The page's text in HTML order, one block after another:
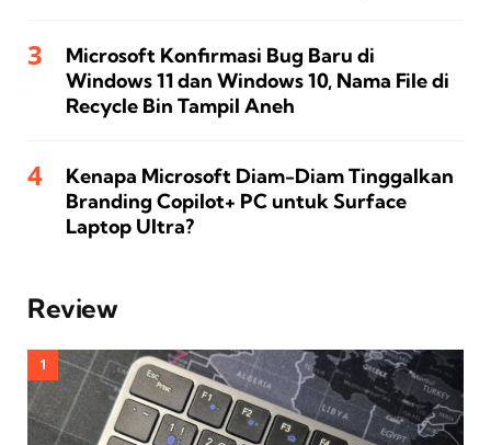
Microsoft Konfirmasi Bug Baru di
Windows 11 dan Windows 10, Nama File di
Recycle Bin Tampil Aneh
Kenapa Microsoft Diam-Diam Tinggalkan
Branding Copilot+ PC untuk Surface
Laptop Ultra?
Review